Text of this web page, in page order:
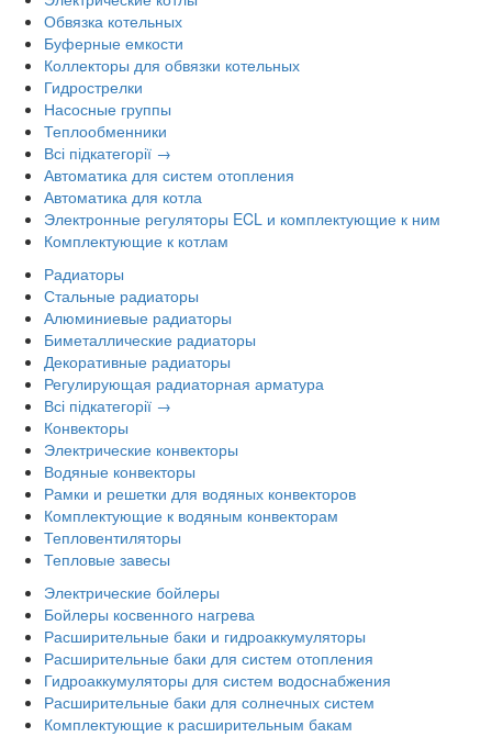
Обвязка котельных
Буферные емкости
Коллекторы для обвязки котельных
Гидрострелки
Насосные группы
Теплообменники
Всі підкатегорії →
Автоматика для систем отопления
Автоматика для котла
Электронные регуляторы ECL и комплектующие к ним
Комплектующие к котлам
Радиаторы
Стальные радиаторы
Алюминиевые радиаторы
Биметаллические радиаторы
Декоративные радиаторы
Регулирующая радиаторная арматура
Всі підкатегорії →
Конвекторы
Электрические конвекторы
Водяные конвекторы
Рамки и решетки для водяных конвекторов
Комплектующие к водяным конвекторам
Тепловентиляторы
Тепловые завесы
Электрические бойлеры
Бойлеры косвенного нагрева
Расширительные баки и гидроаккумуляторы
Расширительные баки для систем отопления
Гидроаккумуляторы для систем водоснабжения
Расширительные баки для солнечных систем
Комплектующие к расширительным бакам